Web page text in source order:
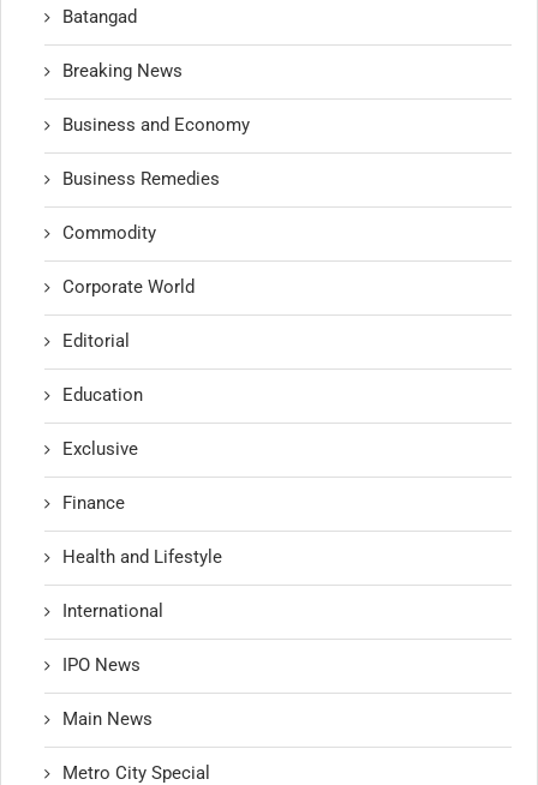
Batangad
Breaking News
Business and Economy
Business Remedies
Commodity
Corporate World
Editorial
Education
Exclusive
Finance
Health and Lifestyle
International
IPO News
Main News
Metro City Special